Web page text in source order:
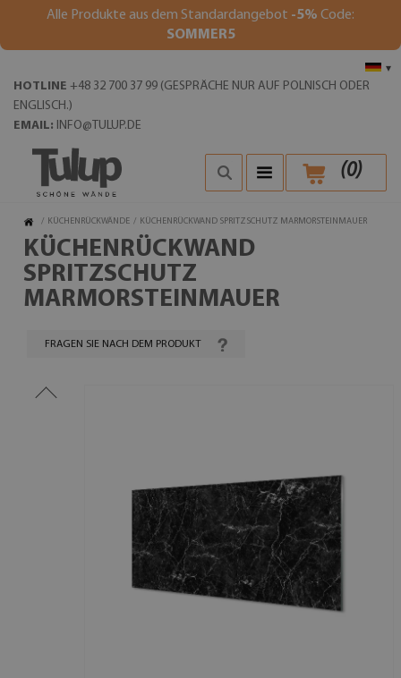
Alle Produkte aus dem Standardangebot -5% Code:
SOMMER5
▾
HOTLINE +48 32 700 37 99 (GESPRÄCHE NUR AUF POLNISCH ODER
ENGLISCH.)
EMAIL: INFO@TULUP.DE
(0)
/ KÜCHENRÜCKWÄNDE / KÜCHENRÜCKWAND SPRITZSCHUTZ MARMORSTEINMAUER
KÜCHENRÜCKWAND
SPRITZSCHUTZ
MARMORSTEINMAUER
FRAGEN SIE NACH DEM PRODUKT